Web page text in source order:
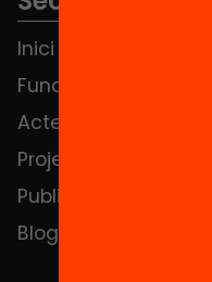
Inici
Fundació
Actes
Projectes
Publicacions i vídeos
Blog